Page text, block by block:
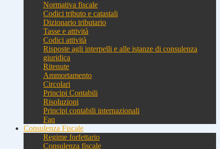
Normativa fiscale
Codici tributo e catastali
Dizionario tributario
Tasse e attività
Codici attività
Risposte agli interpelli e alle istanze di consulenza
giuridica
Ritenute
Ammortamento
Circolari
Principi Contabili
Risoluzioni
Principi contabili internazionali
Faq
Consulenza Fiscale
Regime forfettario
Consulenza fiscale